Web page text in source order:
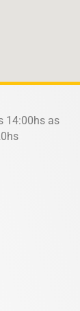
14:00hs as